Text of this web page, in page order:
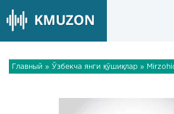
Главный » Ўзбекча янги қўшиқлар »